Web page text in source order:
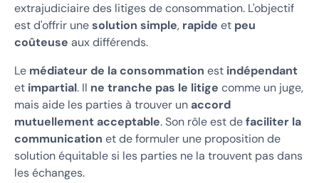
extrajudiciaire des litiges de consommation. L'objectif
est d'offrir unesolution simple, rapide et peu
coûteuse aux différends.
Le médiateur de la consommation est indépendant
et impartial. Il ne tranche pas le litige comme un juge,
mais aide les parties à trouver un accord
mutuellement acceptable. Son rôle est defaciliter la
communication et de formuler une proposition de
solution équitable si les parties ne la trouvent pas dans
les échanges.